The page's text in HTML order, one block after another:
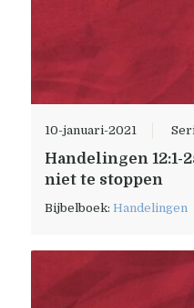
10-januari-2021
Handelingen 12:1-
niet te stoppen
Bijbelboek:Handelingen